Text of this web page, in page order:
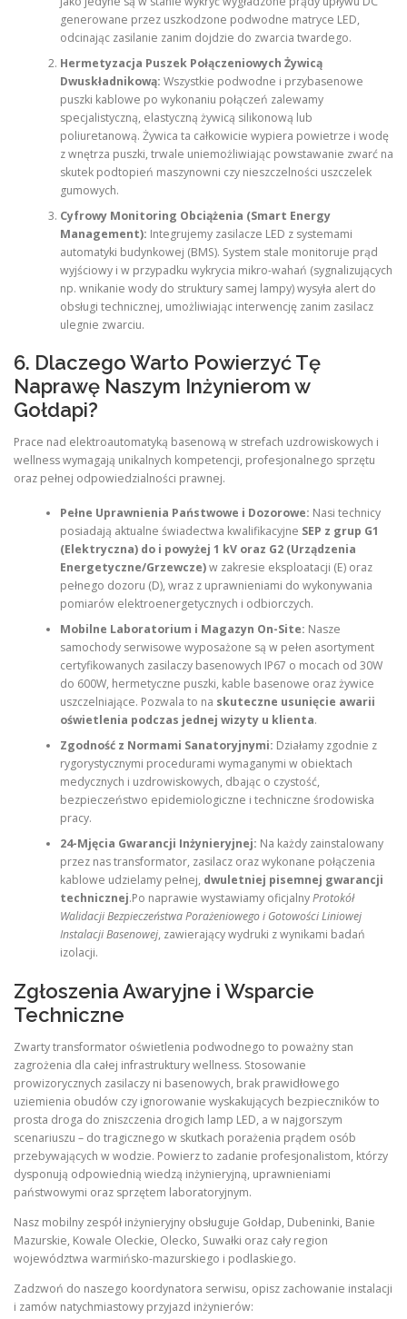
generowane przez uszkodzone podwodne matryce LED,
odcinając zasilanie zanim dojdzie do zwarcia twardego.
Hermetyzacja Puszek Połączeniowych Żywicą
Dwuskładnikową: Wszystkie podwodne i przybasenowe
puszki kablowe po wykonaniu połączeń zalewamy
specjalistyczną, elastyczną żywicą silikonową lub
poliuretanową. Żywica ta całkowicie wypiera powietrze i wodę
z wnętrza puszki, trwale uniemożliwiając powstawanie zwarć na
skutek podtopień maszynowni czy nieszczelności uszczelek
gumowych.
Cyfrowy Monitoring Obciążenia (Smart Energy
Management): Integrujemy zasilacze LED z systemami
automatyki budynkowej (BMS). System stale monitoruje prąd
wyjściowy i w przypadku wykrycia mikro-wahań (sygnalizujących
np. wnikanie wody do struktury samej lampy) wysyła alert do
obsługi technicznej, umożliwiając interwencję zanim zasilacz
ulegnie zwarciu.
6. Dlaczego Warto Powierzyć Tę
Naprawę Naszym Inżynierom w
Gołdapi?
Prace nad elektroautomatyką basenową w strefach uzdrowiskowych i
wellness wymagają unikalnych kompetencji, profesjonalnego sprzętu
oraz pełnej odpowiedzialności prawnej.
Pełne Uprawnienia Państwowe i Dozorowe: Nasi technicy
posiadają aktualne świadectwa kwalifikacyjne SEP z grup G1
(Elektryczna) do i powyżej 1 kV oraz G2 (Urządzenia
Energetyczne/Grzewcze)w zakresie eksploatacji (E) oraz
pełnego dozoru (D), wraz z uprawnieniami do wykonywania
pomiarów elektroenergetycznych i odbiorczych.
Mobilne Laboratorium i Magazyn On-Site: Nasze
samochody serwisowe wyposażone są w pełen asortyment
certyfikowanych zasilaczy basenowych IP67 o mocach od 30W
do 600W, hermetyczne puszki, kable basenowe oraz żywice
uszczelniające. Pozwala to na skuteczne usunięcie awarii
oświetlenia podczas jednej wizyty u klienta.
Zgodność z Normami Sanatoryjnymi: Działamy zgodnie z
rygorystycznymi procedurami wymaganymi w obiektach
medycznych i uzdrowiskowych, dbając o czystość,
bezpieczeństwo epidemiologiczne i techniczne środowiska
pracy.
24-Mjęcia Gwarancji Inżynieryjnej: Na każdy zainstalowany
przez nas transformator, zasilacz oraz wykonane połączenia
kablowe udzielamy pełnej, dwuletniej pisemnej gwarancji
technicznej.Po naprawie wystawiamy oficjalnyProtokół
Walidacji Bezpieczeństwa Porażeniowego i Gotowości Liniowej
Instalacji Basenowej, zawierający wydruki z wynikami badań
izolacji.
Zgłoszenia Awaryjne i Wsparcie
Techniczne
Zwarty transformator oświetlenia podwodnego to poważny stan
zagrożenia dla całej infrastruktury wellness. Stosowanie
prowizorycznych zasilaczy ni basenowych, brak prawidłowego
uziemienia obudów czy ignorowanie wyskakujących bezpieczników to
prosta droga do zniszczenia drogich lamp LED, a w najgorszym
scenariuszu – do tragicznego w skutkach porażenia prądem osób
przebywających w wodzie. Powierz to zadanie profesjonalistom, którzy
dysponują odpowiednią wiedzą inżynieryjną, uprawnieniami
państwowymi oraz sprzętem laboratoryjnym.
Nasz mobilny zespół inżynieryjny obsługuje Gołdap, Dubeninki, Banie
Mazurskie, Kowale Oleckie, Olecko, Suwałki oraz cały region
województwa warmińsko-mazurskiego i podlaskiego.
Zadzwoń do naszego koordynatora serwisu, opisz zachowanie instalacji
i zamów natychmiastowy przyjazd inżynierów: